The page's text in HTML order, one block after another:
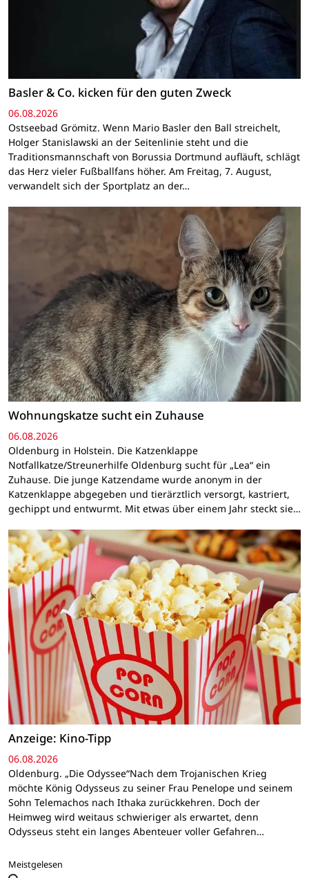
Basler & Co. kicken für den guten Zweck
06.08.2026
Ostseebad Grömitz. Wenn Mario Basler den Ball streichelt,
Holger Stanislawski an der Seitenlinie steht und die
Traditionsmannschaft von Borussia Dortmund aufläuft, schlägt
das Herz vieler Fußballfans höher. Am Freitag, 7. August,
verwandelt sich der Sportplatz an der…
Wohnungskatze sucht ein Zuhause
06.08.2026
Oldenburg in Holstein. Die Katzenklappe
Notfallkatze/Streunerhilfe Oldenburg sucht für „Lea“ ein
Zuhause. Die junge Katzendame wurde anonym in der
Katzenklappe abgegeben und tierärztlich versorgt, kastriert,
gechippt und entwurmt. Mit etwas über einem Jahr steckt sie…
Anzeige: Kino-Tipp
06.08.2026
Oldenburg. „Die Odyssee“Nach dem Trojanischen Krieg
möchte König Odysseus zu seiner Frau Penelope und seinem
Sohn Telemachos nach Ithaka zurückkehren. Doch der
Heimweg wird weitaus schwieriger als erwartet, denn
Odysseus steht ein langes Abenteuer voller Gefahren…
Meistgelesen